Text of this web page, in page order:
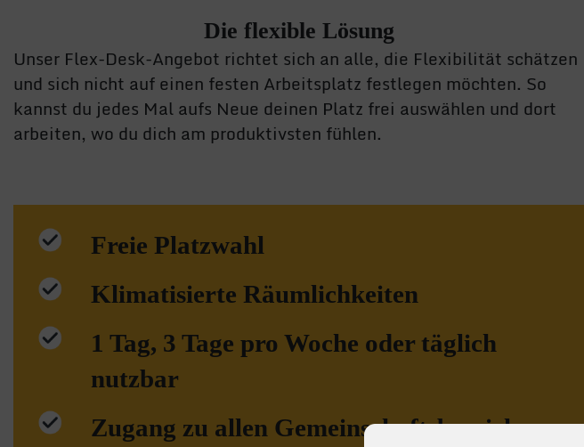
Die flexible Lösung
Unser Flex-Desk-Angebot richtet sich an alle, die Flexibilität schätzen
und sich nicht auf einen festen Arbeitsplatz festlegen möchten. So
kannst du jedes Mal aufs Neue deinen Platz frei auswählen und dort
arbeiten, wo du dich am produktivsten fühlen.
Freie Platzwahl
Klimatisierte Räumlichkeiten
1 Tag, 3 Tage pro Woche oder täglich
nutzbar
Zugang zu allen Gemeinschaftsbereichen